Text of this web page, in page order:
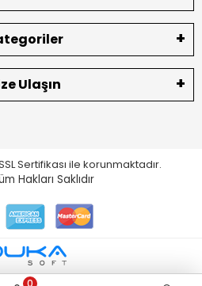
Ulaşın
Sertifikası ile korunmaktadır.
Hakları Saklıdır